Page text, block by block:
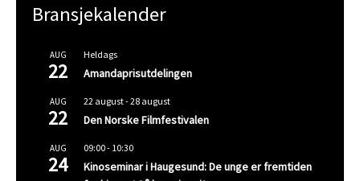
Bransjekalender
AUG
22
Heldags
Amandaprisutdelingen
AUG
22
22 august-28 august
Den Norske Filmfestivalen
AUG
24
09:00- 10:30
Kinoseminar i Haugesund: De unge er fremtiden